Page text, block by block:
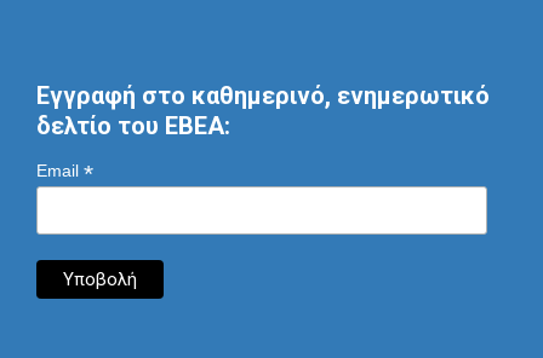
Εγγραφή στο καθημερινό, ενημερωτικό
δελτίο του ΕΒΕΑ:
Email *